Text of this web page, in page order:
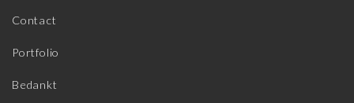
Contact
Portfolio
Bedankt